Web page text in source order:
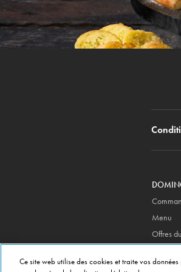
Menu
Offres
Ce site web utilise des cookies et traite vos